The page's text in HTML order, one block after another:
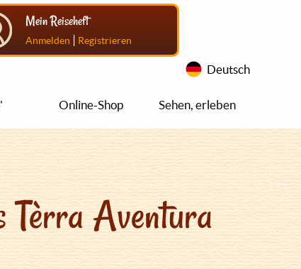
Mein Reiseheft
Anmelden | Registrieren
Deutsch
Online-Shop Sehen, erleben
Tèrra Aventura